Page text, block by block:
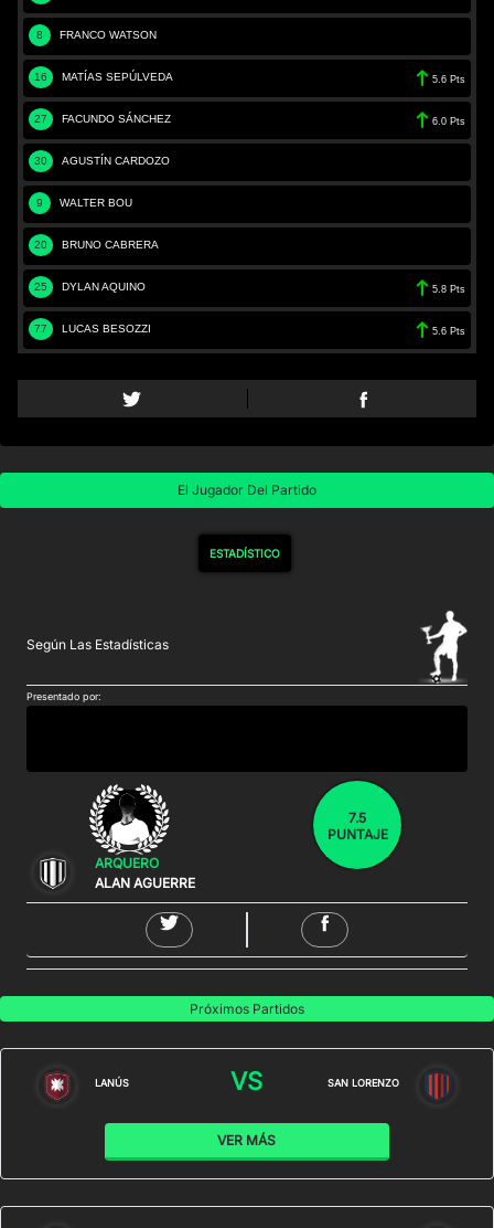
8 FRANCO WATSON
16 MATÍAS SEPÚLVEDA 5.6 Pts
27 FACUNDO SÁNCHEZ 6.0 Pts
30 AGUSTÍN CARDOZO
9 WALTER BOU
20 BRUNO CABRERA
25 DYLAN AQUINO 5.8 Pts
77 LUCAS BESOZZI 5.6 Pts
El Jugador Del Partido
ESTADÍSTICO
Según Las Estadísticas
Presentado por:
ARQUERO
ALAN AGUERRE
7.5
PUNTAJE
Próximos Partidos
LANÚS VS SAN LORENZO
VER MÁS